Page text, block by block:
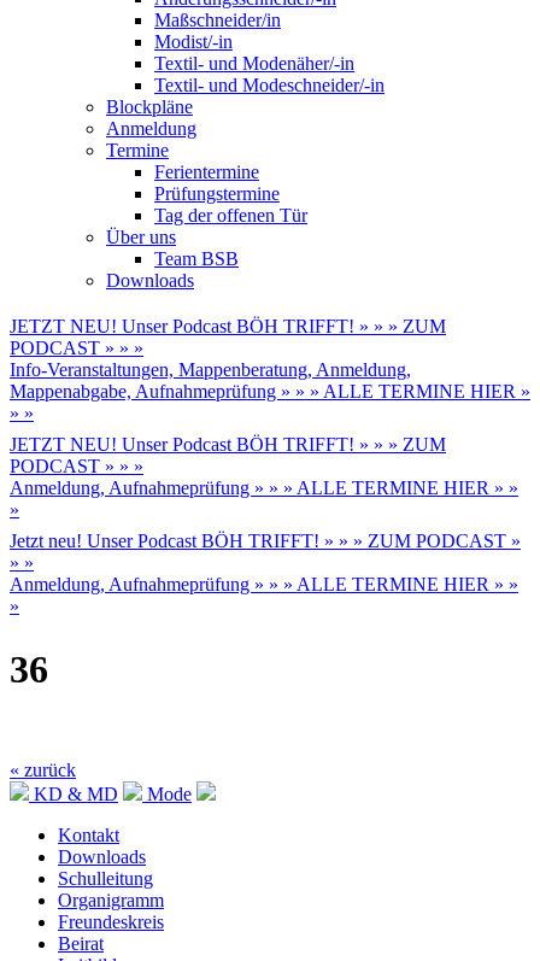
Maßschneider/in
Modist/-in
Textil- und Modenäher/-in
Textil- und Modeschneider/-in
Blockpläne
Anmeldung
Termine
Ferientermine
Prüfungstermine
Tag der offenen Tür
Über uns
Team BSB
Downloads
JETZT NEU! Unser Podcast BÖH TRIFFT! » » » ZUM
PODCAST » » »
Info-Veranstaltungen, Mappenberatung, Anmeldung,
Mappenabgabe, Aufnahmeprüfung » » » ALLE TERMINE HIER »
» »
JETZT NEU! Unser Podcast BÖH TRIFFT! » » » ZUM
PODCAST » » »
Anmeldung, Aufnahmeprüfung » » » ALLE TERMINE HIER » »
»
Jetzt neu! Unser Podcast BÖH TRIFFT! » » » ZUM PODCAST »
» »
Anmeldung, Aufnahmeprüfung » » » ALLE TERMINE HIER » »
»
36
« zurück
KD & MD
Mode
Kontakt
Downloads
Schulleitung
Organigramm
Freundeskreis
Beirat